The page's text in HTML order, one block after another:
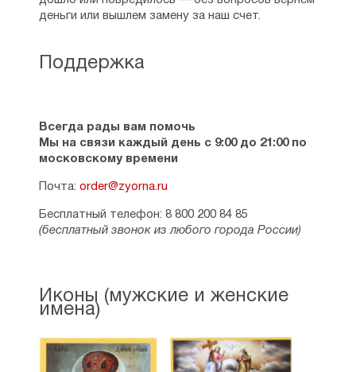
Поддержка
Всегда рады вам помочь
Мы на связи каждый день с 9:00 до 21:00 по
московскому времени
Почта: order@zyorna.ru
Бесплатный телефон: 8 800 200 84 85
(бесплатный звонок из любого города России)
деньги или вышлем замену за наш счет.
Иконы (мужские и женские
имена)